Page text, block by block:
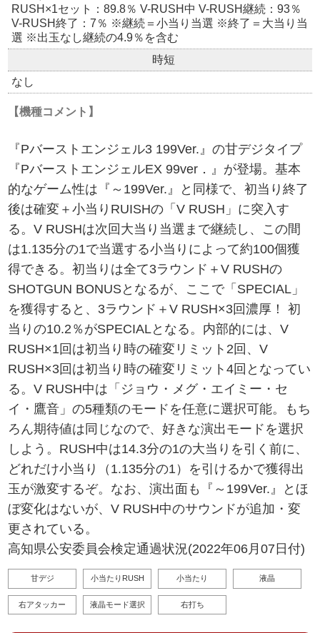
RUSH×1セット：89.8％ V-RUSH中 V-RUSH継続：93％
V-RUSH終了：7％ ※継続＝小当り当選 ※終了＝大当り当
選 ※出玉なし継続の4.9％を含む
時短
なし
【機種コメント】
『Pバーストエンジェル3 199Ver.』の甘デジタイプ
『PバーストエンジェルEX 99ver．』が登場。基本
的なゲーム性は『～199Ver.』と同様で、初当り終了
後は確変＋小当りRUISHの「V RUSH」に突入す
る。V RUSHは次回大当り当選まで継続し、この間
は1.135分の1で当選する小当りによって約100個獲
得できる。初当りは全て3ラウンド＋V RUSHの
SHOTGUN BONUSとなるが、ここで「SPECIAL」
を獲得すると、3ラウンド＋V RUSH×3回濃厚！ 初
当りの10.2％がSPECIALとなる。内部的には、V
RUSH×1回は初当り時の確変リミット2回、V
RUSH×3回は初当り時の確変リミット4回となってい
る。V RUSH中は「ジョウ・メグ・エイミー・セ
イ・鷹音」の5種類のモードを任意に選択可能。もち
ろん期待値は同じなので、好きな演出モードを選択
しよう。RUSH中は14.3分の1の大当りを引く前に、
どれだけ小当り（1.135分の1）を引けるかで獲得出
玉が激変するぞ。なお、演出面も『～199Ver.』とほ
ぼ変化はないが、V RUSH中のサウンドが追加・変
更されている。
高知県公安委員会検定通過状況(2022年06月07日付)
甘デジ 小当たりRUSH 小当たり 液晶
右アタッカー 液晶モード選択 右打ち